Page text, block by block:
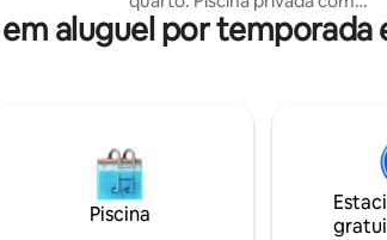
partir do
a
para
e amigos
escorregador de água
churrasqueira e jardim tropical
com colchão de qualidade,
TV, mesa, guarda-roupa,
condicionado, máquina de lavar
bom Wi-Fi. Banheiro europeu
quente. Definitivamente o
aluguel por temporada
Piscina